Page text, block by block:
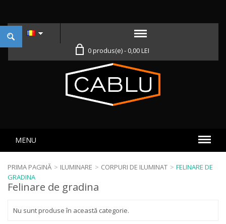
0 produs(e) - 0,00 LEI
MENU
PRIMA PAGINĂ > ILUMINARE > CORPURI DE ILUMINAT > FELINARE DE
GRADINA
Felinare de gradina
Nu sunt produse în această categorie.